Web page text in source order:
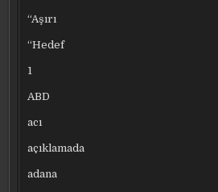
“Aşırı
“Hedef
1
ABD
acı
açıklamada
adana